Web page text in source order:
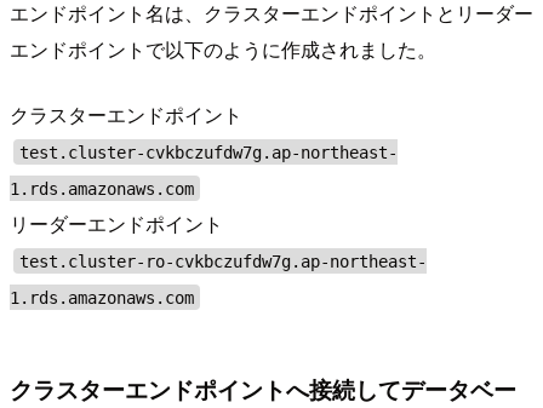
エンドポイント名は、クラスターエンドポイントとリーダー
エンドポイントで以下のように作成されました。
クラスターエンドポイント
test.cluster-cvkbczufdw7g.ap-northeast-
1.rds.amazonaws.com
リーダーエンドポイント
test.cluster-ro-cvkbczufdw7g.ap-northeast-
1.rds.amazonaws.com
クラスターエンドポイントへ接続してデータベー